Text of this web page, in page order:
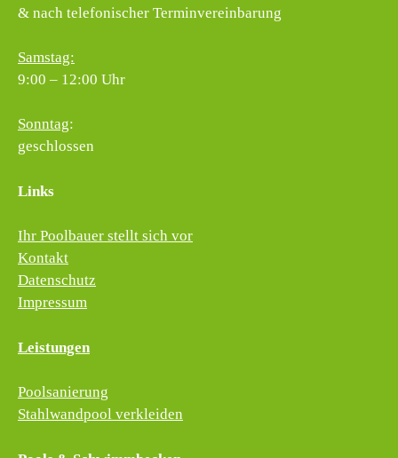
& nach telefonischer Terminvereinbarung
Samstag:
9:00 – 12:00 Uhr
Sonntag:
geschlossen
Links
Ihr Poolbauer stellt sich vor
Kontakt
Datenschutz
Impressum
Leistungen
Poolsanierung
Stahlwandpool verkleiden